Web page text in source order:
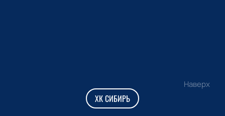
Наверх
ХК СИБИРЬ